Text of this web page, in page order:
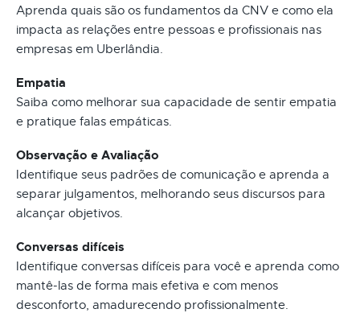
Aprenda quais são os fundamentos da CNV e como ela
impacta as relações entre pessoas e profissionais nas
empresas em Uberlândia.
Empatia
Saiba como melhorar sua capacidade de sentir empatia
e pratique falas empáticas.
Observação e Avaliação
Identifique seus padrões de comunicação e aprenda a
separar julgamentos, melhorando seus discursos para
alcançar objetivos.
Conversas difíceis
Identifique conversas difíceis para você e aprenda como
mantê-las de forma mais efetiva e com menos
desconforto, amadurecendo profissionalmente.